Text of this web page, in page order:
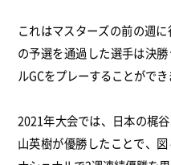
これはマスターズの前の週
の予選を通過した選手は決
ルGCをプレーすることができ
2021年大会では、日本の梶
山英樹が優勝したことで、